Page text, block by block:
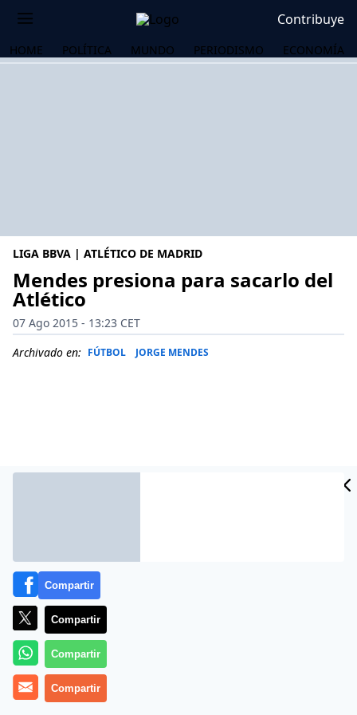
Contribuye
HOME POLÍTICA MUNDO PERIODISMO ECONOMÍA
LIGA BBVA | ATLÉTICO DE MADRID
Mendes presiona para sacarlo del
Atlético
07 Ago 2015 - 13:23 CET
Archivado en: FÚTBOL JORGE MENDES
Más información
Compartir
Compartir
Compartir
Compartir